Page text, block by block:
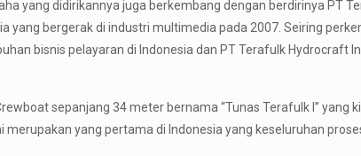
yang didirikannya juga berkembang dengan berdirinya PT
yang bergerak di industri multimedia pada 2007. Seiring
bisnis pelayaran di Indonesia dan PT Terafulk Hydrocraft
sepanjang 34 meter bernama “Tunas Terafulk I” yang
merupakan yang pertama di Indonesia yang keseluruhan